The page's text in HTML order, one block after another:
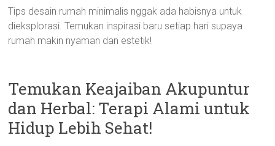
Tips desain rumah minimalis nggak ada habisnya untuk
dieksplorasi. Temukan inspirasi baru setiap hari supaya
rumah makin nyaman dan estetik!
Temukan Keajaiban Akupuntur
dan Herbal: Terapi Alami untuk
Hidup Lebih Sehat!